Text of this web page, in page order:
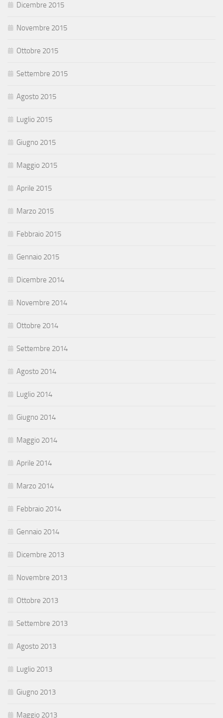
Dicembre 2015
Novembre 2015
Ottobre 2015
Settembre 2015
Agosto 2015
Luglio 2015
Giugno 2015
Maggio 2015
Aprile 2015
Marzo 2015
Febbraio 2015
Gennaio 2015
Dicembre 2014
Novembre 2014
Ottobre 2014
Settembre 2014
Agosto 2014
Luglio 2014
Giugno 2014
Maggio 2014
Aprile 2014
Marzo 2014
Febbraio 2014
Gennaio 2014
Dicembre 2013
Novembre 2013
Ottobre 2013
Settembre 2013
Agosto 2013
Luglio 2013
Giugno 2013
Maggio 2013